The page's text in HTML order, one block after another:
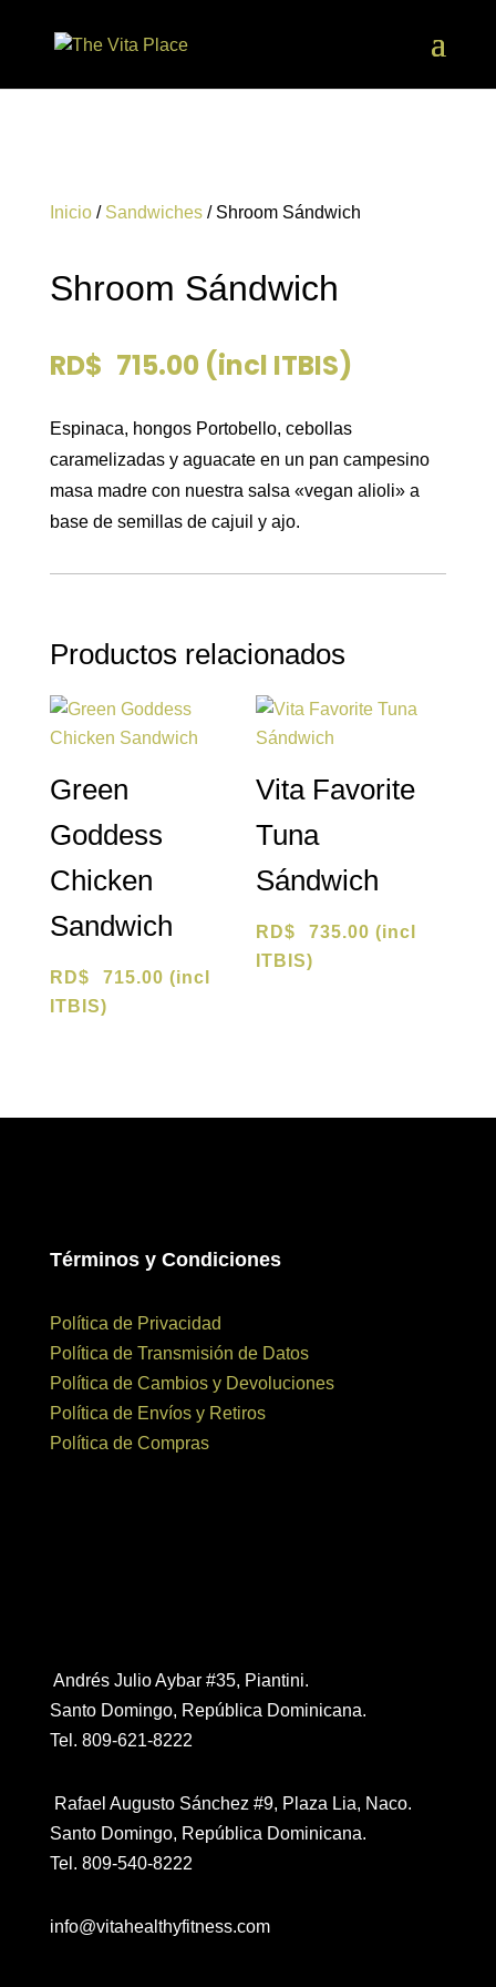
Inicio/ Sandwiches/ Shroom Sándwich
Shroom Sándwich
RD$ 715.00 (incl ITBIS)
Espinaca, hongos Portobello, cebollas
caramelizadas y aguacate en un pan campesino
masa madre con nuestra salsa «vegan alioli» a
base de semillas de cajuil y ajo.
Productos relacionados
Green
Goddess
Chicken
Sandwich
RD$ 715.00 (incl
ITBIS)
Vita Favorite
Tuna
Sándwich
RD$ 735.00 (incl
ITBIS)
Términos y Condiciones
Política de Privacidad
Política de Transmisión de Datos
Política de Cambios y Devoluciones
Política de Envíos y Retiros
Política de Compras
Andrés Julio Aybar #35, Piantini.
Santo Domingo, República Dominicana.
Tel. 809-621-8222
Rafael Augusto Sánchez #9, Plaza Lia, Naco.
Santo Domingo, República Dominicana.
Tel. 809-540-8222
info@vitahealthyfitness.com